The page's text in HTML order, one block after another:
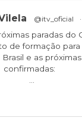
@itv_oficial ·
paradas do
de formação para
e as
confirmadas:
Grosso - 28/05